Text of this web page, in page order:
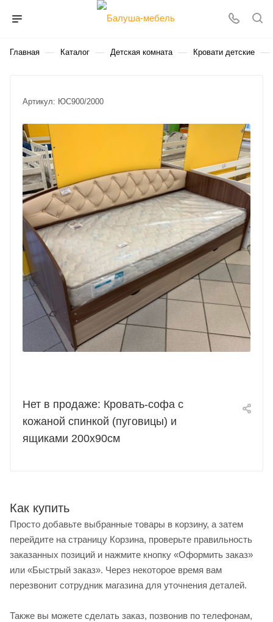
Главная — Каталог — Детская комната — Кровати детские —
Артикул: ЮС900/2000
Нет в продаже: Кровать-софа с
кожаной спинкой (пуговицы) и
ящиками 200х90см
Как купить
Просто добавьте выбранные товары в корзину, а затем
перейдите на страницу Корзина, проверьте правильность
заказанных позиций и нажмите кнопку «Оформить заказ»
или «Быстрый заказ». Через некоторое время вам
перезвонит сотрудник магазина для уточнения деталей.
Также вы можете сделать заказ, позвонив по телефонам,